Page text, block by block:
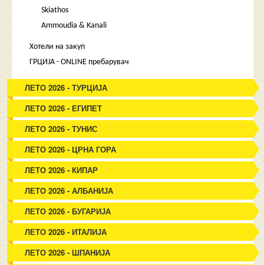
Skiathos
Ammoudia & Kanali
Хотели на закуп
ГРЦИЈА - ONLINE пребарувач
ЛЕТО 2026 - ТУРЦИЈА
ЛЕТО 2026 - ЕГИПЕТ
ЛЕТО 2026 - ТУНИС
ЛЕТО 2026 - ЦРНА ГОРА
ЛЕТО 2026 - КИПАР
ЛЕТО 2026 - АЛБАНИЈА
ЛЕТО 2026 - БУГАРИЈА
ЛЕТО 2026 - ИТАЛИЈА
ЛЕТО 2026 - ШПАНИЈА